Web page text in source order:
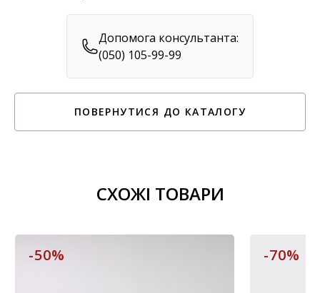
Допомога консультанта:
(050) 105-99-99
ПОВЕРНУТИСЯ ДО КАТАЛОГУ
СХОЖІ ТОВАРИ
-50% -70%